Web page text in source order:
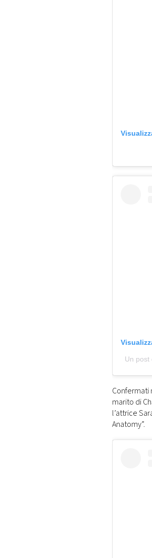
Un post
Confermati
marito di
l’attrice
Anatomy”.